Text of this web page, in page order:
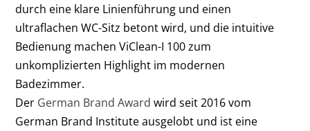
durch eine klare Linienführung und einen
ultraflachen WC-Sitz betont wird, und die intuitive
Bedienung machen ViClean-I 100 zum
unkomplizierten Highlight im modernen
Badezimmer.
Der German Brand Award wird seit 2016 vom
German Brand Institute ausgelobt und ist eine